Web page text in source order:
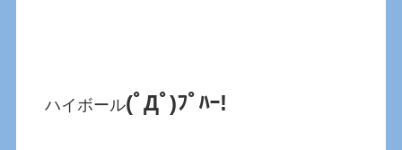
ハイボール(ﾟДﾟ)ﾌﾟﾊｰ!